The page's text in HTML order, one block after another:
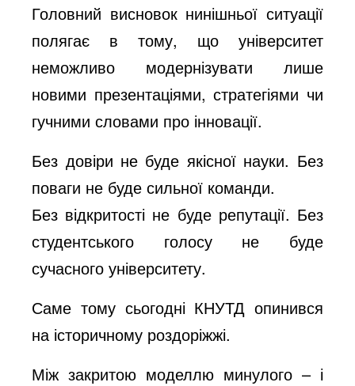
Головний висновок нинішньої ситуації
полягає в тому, що університет
неможливо модернізувати лише
новими презентаціями, стратегіями чи
гучними словами про інновації.
Без довіри не буде якісної науки. Без
поваги не буде сильної команди.
Без відкритості не буде репутації. Без
студентського голосу не буде
сучасного університету.
Саме тому сьогодні КНУТД опинився
на історичному роздоріжжі.
Між закритою моделлю минулого – і